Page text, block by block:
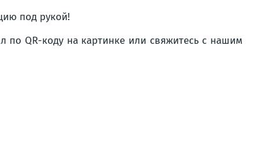
под рукой!
по QR-коду на картинке или свяжитесь с нашим